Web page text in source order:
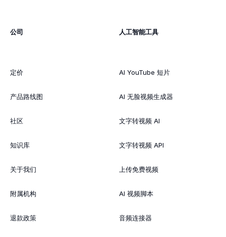
公司
定价
产品路线图
社区
知识库
关于我们
附属机构
退款政策
人工智能工具
AI YouTube 短片
AI 无脸视频生成器
文字转视频 AI
文字转视频 API
上传免费视频
AI 视频脚本
音频连接器